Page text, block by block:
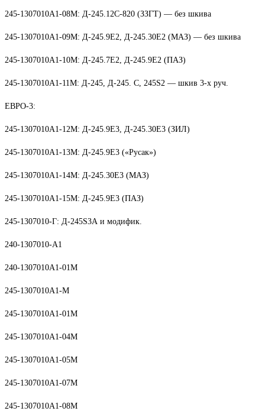
245-1307010А1-08М: Д-245.12С-820 (ЗЗГТ) — без шкива
245-1307010А1-09М: Д-245.9Е2, Д-245.30Е2 (МАЗ) — без шкива
245-1307010А1-10М: Д-245.7Е2, Д-245.9Е2 (ПАЗ)
245-1307010А1-11М: Д-245, Д-245. С, 245S2 — шкив 3-х руч.
ЕВРО-3:
245-1307010А1-12М: Д-245.9Е3, Д-245.30Е3 (ЗИЛ)
245-1307010А1-13М: Д-245.9Е3 («Русак»)
245-1307010А1-14М: Д-245.30Е3 (МАЗ)
245-1307010А1-15М: Д-245.9Е3 (ПАЗ)
245-1307010-Г: Д-245S3А и модифик.
240-1307010-А1
240-1307010А1-01М
245-1307010А1-М
245-1307010А1-01М
245-1307010А1-04М
245-1307010А1-05М
245-1307010А1-07М
245-1307010А1-08М